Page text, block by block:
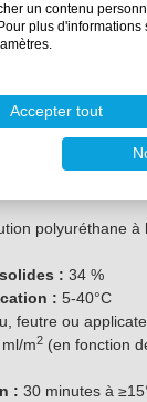
25°C.
en une seule
polyuréthane à
: 34 %
: 5-40°C
feutre ou
m2(en fonction
: 30 minutes à
un contenu
plus d'informations
Accepter tout